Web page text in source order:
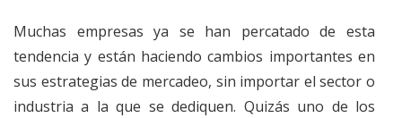
Muchas empresas ya se han percatado de esta
tendencia y están haciendo cambios importantes en
sus estrategias de mercadeo, sin importar el sector o
industria a la que se dediquen. Quizás uno de los